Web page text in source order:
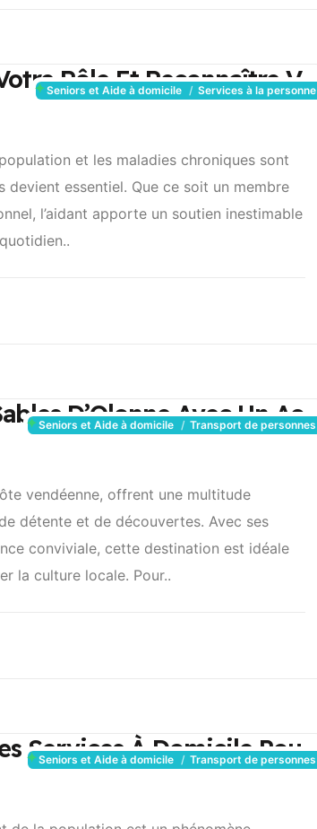
Rôle Et Reconnaître V
Seniors et Aide à domicile Services à la personne
et les maladies chroniques sont
essentiel. Que ce soit un membre
l’aidant apporte un soutien inestimable
D’Olonne Avec Un Ac
Seniors et Aide à domicile Transport de personnes
vendéenne, offrent une multitude
détente et de découvertes. Avec ses
conviviale, cette destination est idéale
la culture locale. Pour..
Services À Domicile Pou
Seniors et Aide à domicile Transport de personnes